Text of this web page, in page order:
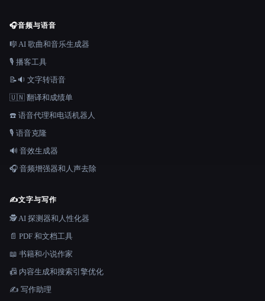
🎧音频与语音
🎼 AI 歌曲和音乐生成器
🎙️ 播客工具
📝🔉 文字转语音
🇺🇳 翻译和成绩单
☎️ 语音代理和电话机器人
🎙️ 语音克隆
🔊 音效生成器
🎧 音频增强器和人声去除
✍️文字与写作
🕵️ AI 探测器和人性化器
📄 PDF 和文档工具
📖 书籍和小说作家
📠 内容生成和搜索引擎优化
✍️ 写作助理